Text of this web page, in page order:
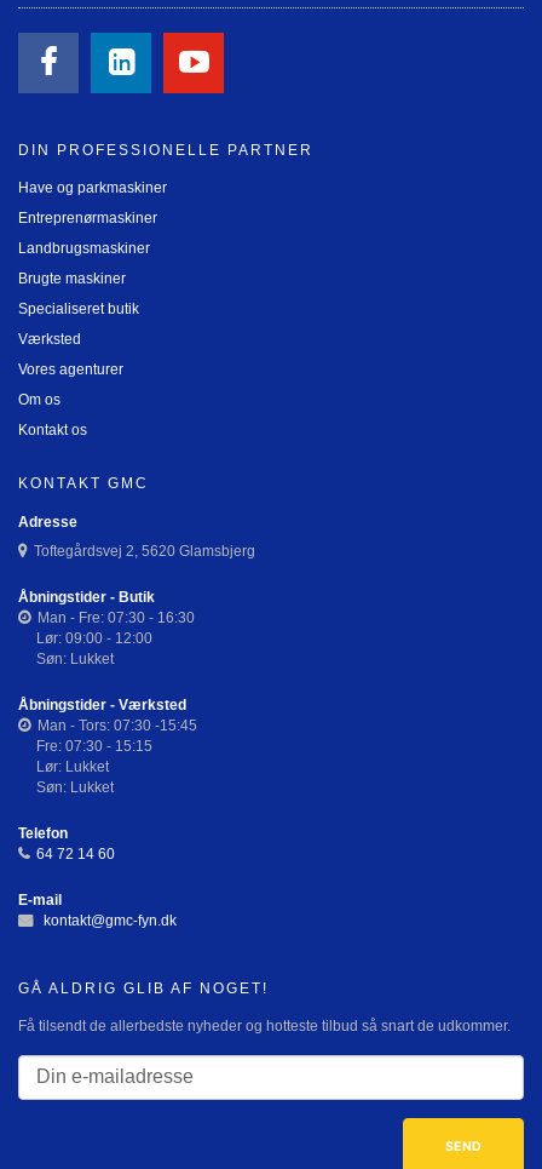
DIN PROFESSIONELLE PARTNER
Have og parkmaskiner
Entreprenørmaskiner
Landbrugsmaskiner
Brugte maskiner
Specialiseret butik
Værksted
Vores agenturer
Om os
Kontakt os
KONTAKT GMC
Adresse
Toftegårdsvej 2, 5620 Glamsbjerg
Åbningstider - Butik
Man - Fre: 07:30 - 16:30
Lør: 09:00 - 12:00
Søn: Lukket
Åbningstider - Værksted
Man - Tors: 07:30 -15:45
Fre: 07:30 - 15:15
Lør: Lukket
Søn: Lukket
Telefon
64 72 14 60
E-mail
kontakt@gmc-fyn.dk
GÅ ALDRIG GLIB AF NOGET!
Få tilsendt de allerbedste nyheder og hotteste tilbud så snart de udkommer.